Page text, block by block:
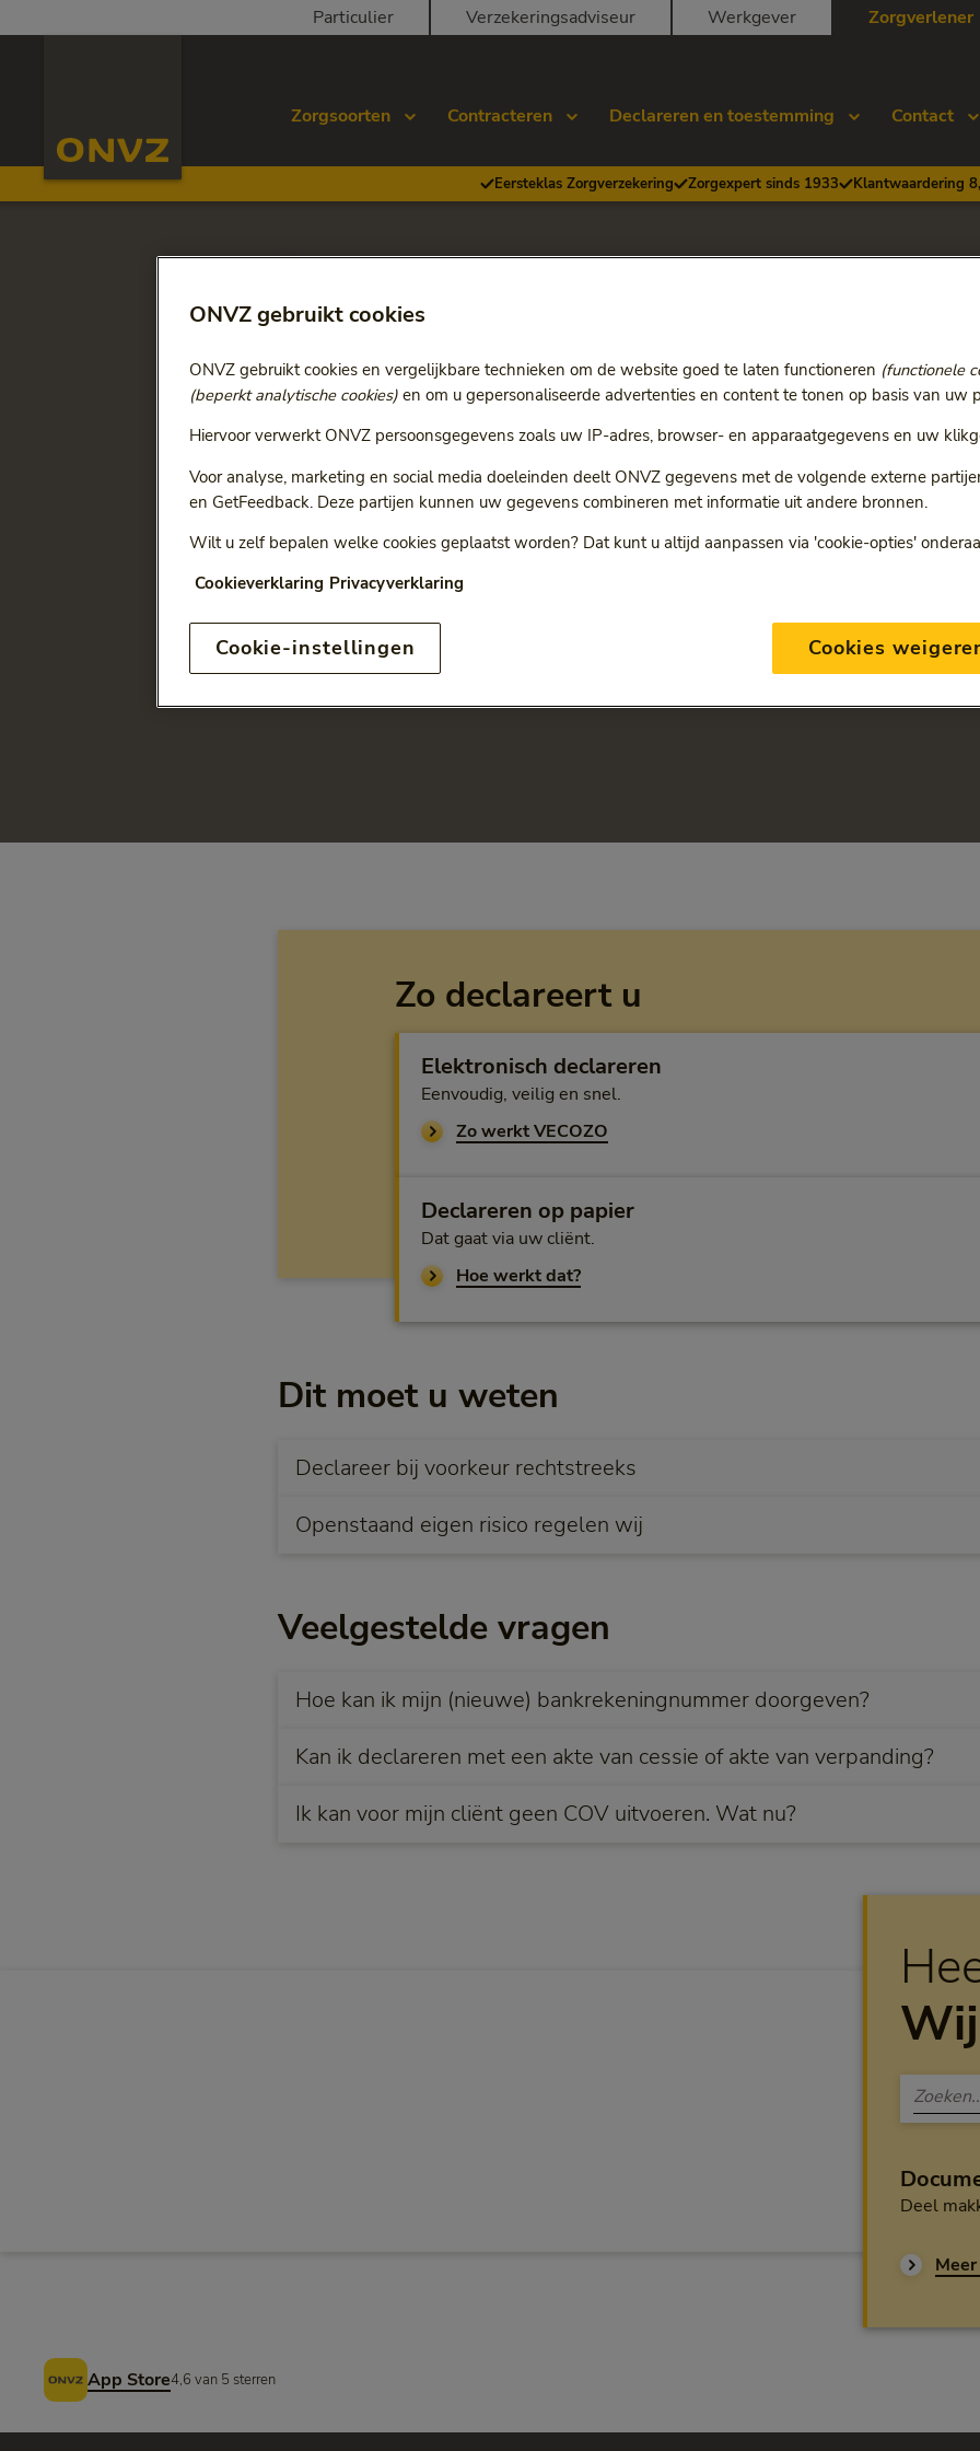
Particulier Verzekeringsadviseur Werkgever
Zorgverlener
Zorgsoorten Contracteren Declareren en toestemming Contact
Eersteklas Zorgverzekering Zorgexpert sinds 1933 Klantwaardering
Ga terug naar
Declareren zintuiglijk
gehandicaptenzorg
Zo declareert u
Elektronisch declareren
Eenvoudig, veilig en snel.
Zo werkt VECOZO
Declareren op papier
Dat gaat via uw cliënt.
Hoe werkt dat?
Dit moet u weten
Declareer bij voorkeur rechtstreeks
Openstaand eigen risico regelen wij
Veelgestelde vragen
Hoe kan ik mijn (nieuwe) bankrekeningnummer doorgeven?
Kan ik declareren met een akte van cessie of akte van verpanding?
Ik kan voor mijn cliënt geen COV uitvoeren. Wat nu?
Deel
Voettekst
App Store4,6 van 5 sterren
ONVZ gebruikt cookies
ONVZ gebruikt cookies en vergelijkbare technieken om de website goed te laten functioneren (functionele
(beperkt analytische cookies) en om u gepersonaliseerde advertenties en content te tonen op basis van uw
Hiervoor verwerkt ONVZ persoonsgegevens zoals uw IP-adres, browser- en apparaatgegevens en uw
Voor analyse, marketing en social media doeleinden deelt ONVZ gegevens met de volgende externe
en GetFeedback. Deze partijen kunnen uw gegevens combineren met informatie uit andere bronnen.
Wilt u zelf bepalen welke cookies geplaatst worden? Dat kunt u altijd aanpassen via 'cookie-opties'
Cookieverklaring Privacyverklaring
Cookie-instellingen Cookies